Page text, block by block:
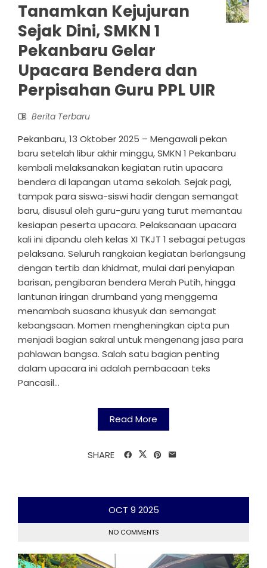
Tanamkan Kejujuran
Sejak Dini, SMKN 1
Pekanbaru Gelar
Upacara Bendera dan
Perpisahan Guru PPL UIR
Berita Terbaru
Pekanbaru, 13 Oktober 2025 – Mengawali pekan
baru setelah libur akhir minggu, SMKN 1 Pekanbaru
kembali melaksanakan kegiatan rutin upacara
bendera di lapangan utama sekolah. Sejak pagi,
tampak para siswa-siswi hadir dengan semangat
baru, disusul oleh guru-guru yang turut memantau
kesiapan peserta upacara. Pelaksanaan upacara
kali ini dipandu oleh kelas XI TKJT 1 sebagai petugas
pelaksana. Seluruh rangkaian kegiatan berlangsung
dengan tertib dan khidmat, mulai dari penyiapan
barisan, pengibaran bendera Merah Putih, hingga
lantunan iringan drumband yang menggema
menambah suasana khusyuk dan semangat
kebangsaan. Momen mengheningkan cipta pun
menjadi bagian sakral untuk mengenang jasa para
pahlawan bangsa. Salah satu bagian penting
dalam upacara ini adalah pembacaan teks
Pancasil...
Read More
SHARE
OCT 9 2025
NO COMMENTS